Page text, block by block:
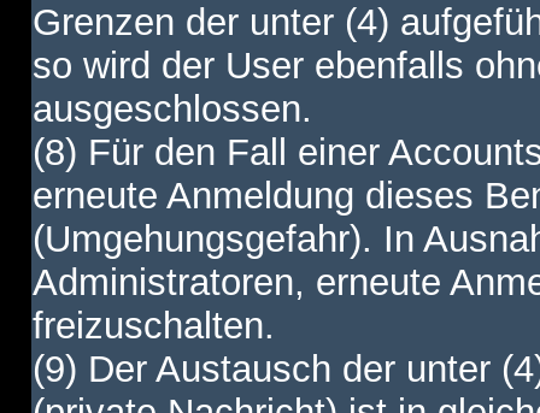
Grenzen der unter (4)
so wird der User ebenfalls
ausgeschlossen.
(8) Für den Fall einer
erneute Anmeldung dieses
(Umgehungsgefahr). In
Administratoren, erneute
freizuschalten.
(9) Der Austausch der unter